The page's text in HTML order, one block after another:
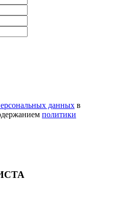
данных в
политики